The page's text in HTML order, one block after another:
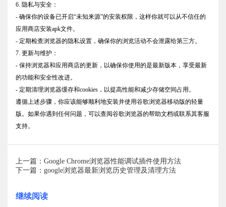
6. 隐私与安全：
- 确保你的设备已开启“未知来源”的安装权限，这样你就可以从不信任的
应用商店安装apk文件。
- 定期检查浏览器的隐私设置，确保你的浏览活动不会泄露给第三方。
7. 更新与维护：
- 保持浏览器和应用商店的更新，以确保你使用的是最新版本，享受最新
的功能和安全性改进。
- 定期清理浏览器缓存和cookies，以提高性能和减少存储空间占用。
遵循上述步骤，你应该能够顺利地安装并使用谷歌浏览器移动版的轻量
版。如果你遇到任何问题，可以查阅谷歌浏览器的帮助文档或联系其客服
支持。
上一篇：Google Chrome浏览器性能调试插件使用方法
下一篇：google浏览器最新浏览历史管理及清理方法
继续阅读